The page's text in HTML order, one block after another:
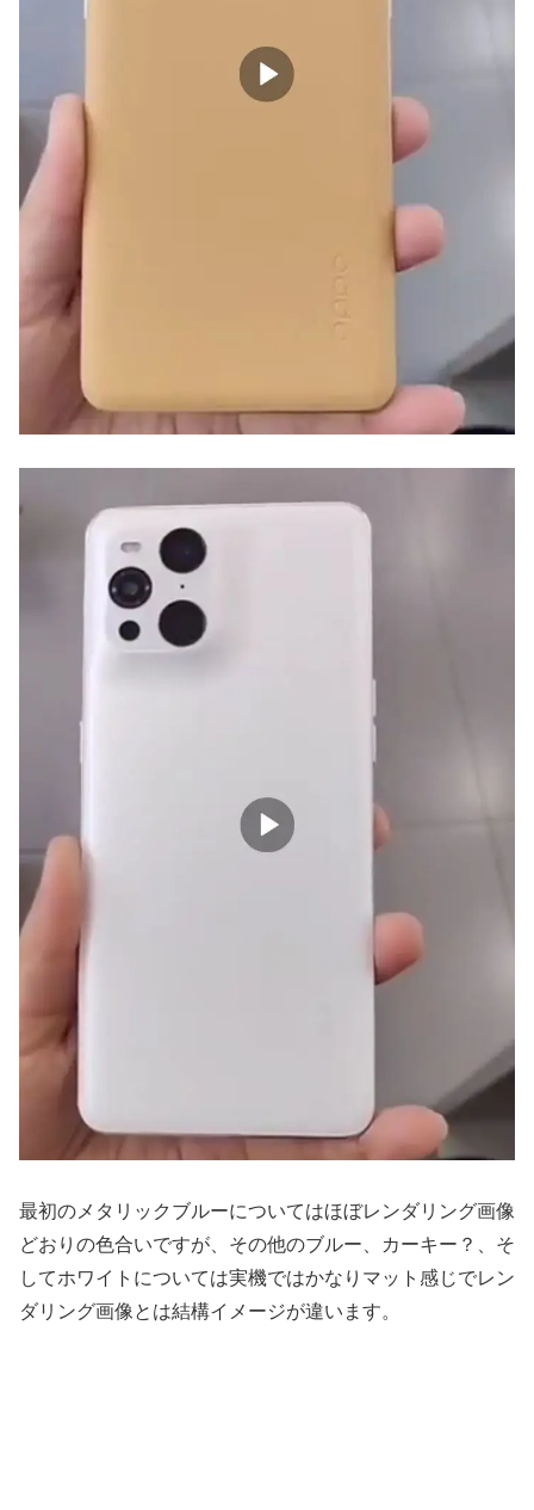
最初のメタリックブルーについてはほぼレンダリング画像
どおりの色合いですが、その他のブルー、カーキー？、そ
してホワイトについては実機ではかなりマット感じでレン
ダリング画像とは結構イメージが違います。